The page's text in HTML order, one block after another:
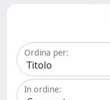
Ordina per:
In ordine: